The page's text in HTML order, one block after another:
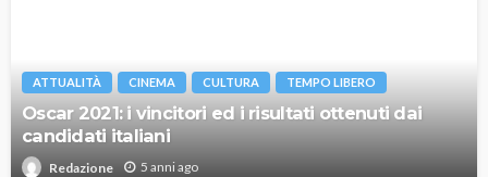
ATTUALITÀ CINEMA CULTURA TEMPO LIBERO
Oscar 2021: i vincitori ed i risultati ottenuti dai
candidati italiani
Redazione 5 anni ago